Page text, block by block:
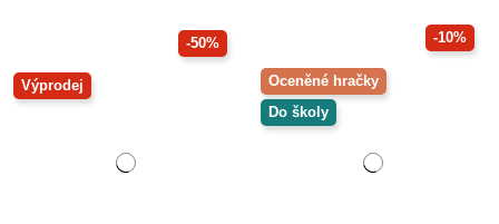
-50%
Výprodej
-10%
Oceněné hračky
Do školy